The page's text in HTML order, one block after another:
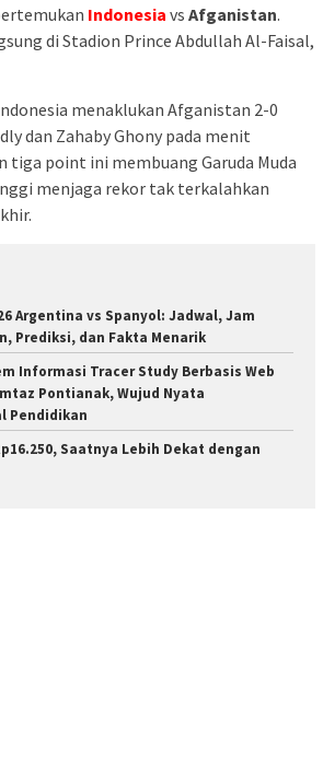
Indonesia vs Afganistan.
di Stadion Prince Abdullah Al-Faisal,
menaklukan Afganistan 2-0
dan Zahaby Ghony pada menit
tiga point ini membuang Garuda Muda
menjaga rekor tak terkalahkan
Argentina vs Spanyol: Jadwal, Jam
Prediksi, dan Fakta Menarik
Informasi Tracer Study Berbasis Web
Pontianak, Wujud Nyata
Pendidikan
Saatnya Lebih Dekat dengan